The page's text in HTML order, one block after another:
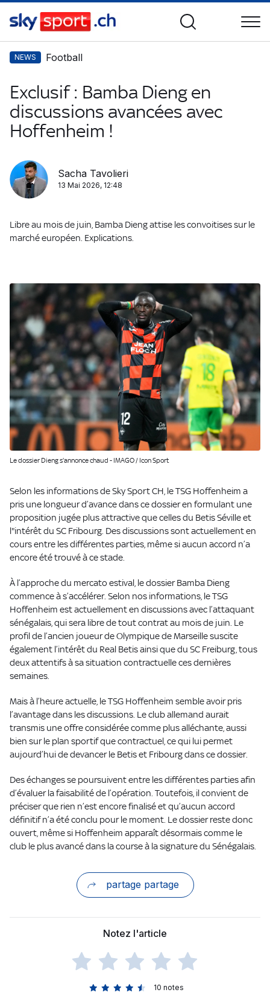
NEWS Football
Exclusif : Bamba Dieng en
discussions avancées avec
Hoffenheim !
Sacha Tavolieri
13 Mai 2026, 12:48
Libre au mois de juin, Bamba Dieng attise les convoitises sur le
marché européen. Explications.
Le dossier Dieng s'annonce chaud - IMAGO / Icon Sport
Selon les informations de Sky Sport CH, le TSG Hoffenheim a
pris une longueur d’avance dans ce dossier en formulant une
proposition jugée plus attractive que celles du Betis Séville et
l"intérêt du SC Fribourg. Des discussions sont actuellement en
cours entre les différentes parties, même si aucun accord n’a
encore été trouvé à ce stade.
À l’approche du mercato estival, le dossier Bamba Dieng
commence à s’accélérer. Selon nos informations, le TSG
Hoffenheim est actuellement en discussions avec l’attaquant
sénégalais, qui sera libre de tout contrat au mois de juin. Le
profil de l’ancien joueur de Olympique de Marseille suscite
également l’intérêt du Real Betis ainsi que du SC Freiburg, tous
deux attentifs à sa situation contractuelle ces dernières
semaines.
Mais à l’heure actuelle, le TSG Hoffenheim semble avoir pris
l’avantage dans les discussions. Le club allemand aurait
transmis une offre considérée comme plus alléchante, aussi
bien sur le plan sportif que contractuel, ce qui lui permet
aujourd’hui de devancer le Betis et Fribourg dans ce dossier.
Des échanges se poursuivent entre les différentes parties afin
d’évaluer la faisabilité de l’opération. Toutefois, il convient de
préciser que rien n’est encore finalisé et qu’aucun accord
définitif n’a été conclu pour le moment. Le dossier reste donc
ouvert, même si Hoffenheim apparaît désormais comme le
club le plus avancé dans la course à la signature du Sénégalais.
partage partage
Notez l'article
10 notes